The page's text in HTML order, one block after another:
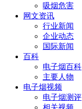
吸烟危害
网文资讯
行业新闻
企业动态
国际新闻
百科
电子烟百科
主要人物
电子烟视频
电子烟测评
相关视频